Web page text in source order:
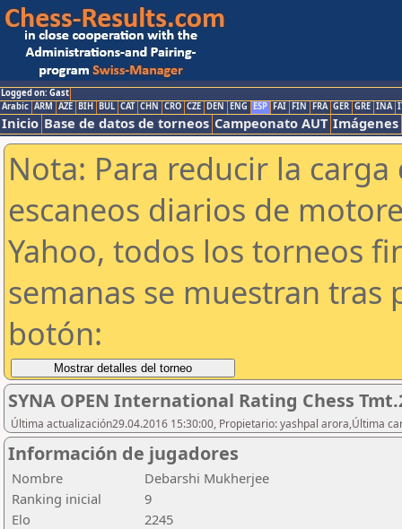
Logged on: Gast
Arabic ARM AZE BIH BUL CAT CHN CRO CZE DEN ENG ESP FAI FIN FRA GER GRE INA
Inicio Base de datos de torneos Campeonato AUT Imágenes
Nota: Para reducir la
escaneos diarios de
Yahoo, todos los torneos
semanas se muestran tras
botón:
SYNA OPEN International Rating Chess
Última actualización29.04.2016 15:30:00, Propietario: yashpal arora,Última
Información de jugadores
Nombre
Debarshi Mukherjee
Ranking inicial
9
Elo
2245